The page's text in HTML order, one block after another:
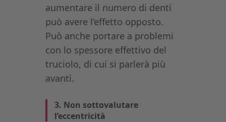
aumentare il numero di denti
può avere l’effetto opposto.
Può anche portare a problemi
con lo spessore effettivo del
truciolo, di cui si parlerà più
avanti.
3. Non sottovalutare
l’eccentricità